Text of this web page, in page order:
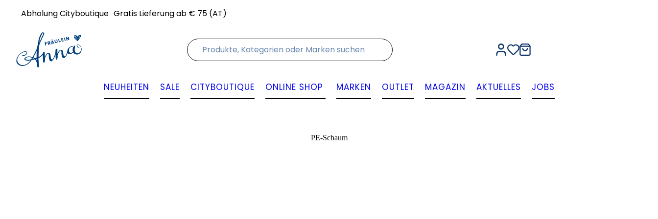
Abholung Cityboutique Gratis Lieferung ab € 75 (AT)
NEUHEITEN SALE CITYBOUTIQUE ONLINE SHOP MARKEN OUTLET MAGAZIN AKTUELLES JOBS
PE-Schaum